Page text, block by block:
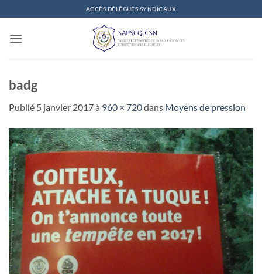
au
contenu
ACCÈS DÉLÉGUÉS SYNDICAUX
badg
Publié 5 janvier 2017à 960 × 720dans Moyens de pression